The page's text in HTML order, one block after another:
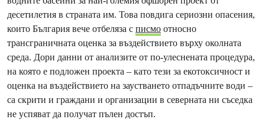
десетилетия в страната им. Това повдига сериозни опасения,
които България вече отбеляза с писмо относно
трансграничната оценка за въздействието върху околната
среда. Дори данни от анализите от по-улеснената процедура,
на която е подложен проекта – като тези за екотоксичност и
оценка на въздействието на заустването отпадъчните води –
са скрити и граждани и организации в северната ни съседка
не успяват да получат пълен достъп.